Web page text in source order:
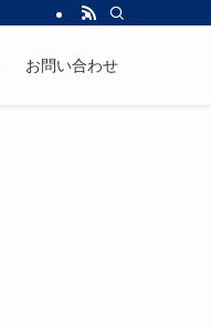
お問い合わせ